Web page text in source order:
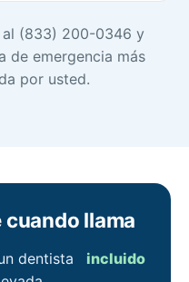
al (833) 200-0346 y
de emergencia más
por usted.
cuando llama
dentista
incluido